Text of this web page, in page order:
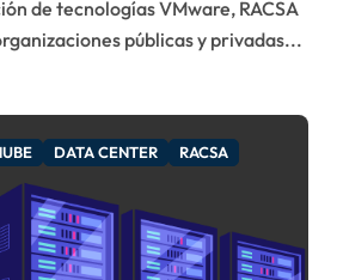
públicas y privadas...
DATA CENTER RACSA